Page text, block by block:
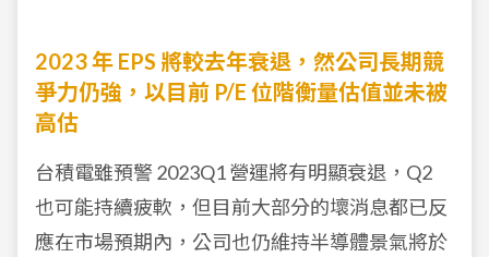
2023 年 EPS 將較去年衰退，然公司長期競
爭力仍強，以目前 P/E 位階衡量估值並未被
高估
台積電雖預警 2023Q1 營運將有明顯衰退，Q2
也可能持續疲軟，但目前大部分的壞消息都已反
應在市場預期內，公司也仍維持半導體景氣將於